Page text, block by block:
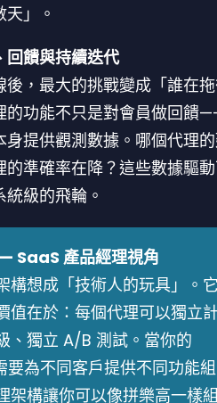
」。
回饋與持續迭代
後，最大的挑戰變成「誰在
的功能不只是對會員做回饋
身提供觀測數據。哪個代理
的準確率在降？這些數據驅
級的飛輪。
SaaS 產品經理視角
構想成「技術人的玩具」。
值在於：每個代理可以獨立
、獨立 A/B 測試。當你的
要為不同客戶提供不同功能組
架構讓你可以像拼樂高一樣